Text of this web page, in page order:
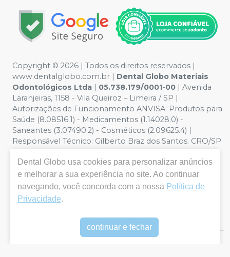
Copyright © 2026 | Todos os direitos reservados |
www.dentalglobo.com.br | Dental Globo Materiais
Odontológicos Ltda | 05.738.179/0001-00 | Avenida
Laranjeiras, 1158 - Vila Queiroz – Limeira / SP |
Autorizações de Funcionamento ANVISA: Produtos para
Saúde (8.08516.1) - Medicamentos (1.14028.0) -
Saneantes (3.07490.2) - Cosméticos (2.09625.4) |
Responsável Técnico: Gilberto Braz dos Santos. CRO/SP
meramente ilustrativas - Os preços e condições da loja
virtual estão sujeitos a alterações. Em caso de
divergência de preços no site, o valor válido é o do
Carrinho de Compra. Não vendemos por atacado por
isso nos reservamos o direito de não atender compras
de grandes volumes pelo site.
Dental Globo usa cookies para personalizar anúncios
e melhorar a sua experiência no site. Ao continuar
navegando, você concorda com a nossa Política de
Privacidade.
continuar e fechar